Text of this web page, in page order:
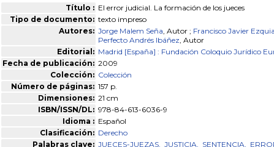
Título : El error judicial. La formación de los jueces
Tipo de documento: texto impreso
Autores: Jorge Malem Seña , Autor ; Francisco Javier
Perfecto Andrés Ibáñez , Autor
Editorial: Madrid [España] : Fundación Coloquio Jurídico
Fecha de publicación: 2009
Colección: Colección
Número de páginas: 157 p.
Dimensiones: 21 cm
ISBN/ISSN/DL: 978-84-613-6036-9
Idioma : Español
Clasificación: Derecho
Palabras clave: JUECES-JUEZAS, JUSTICIA, SENTENCIA,